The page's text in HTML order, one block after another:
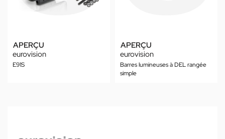
APERÇU
eurovision
E91S
APERÇU
eurovision
Barres lumineuses à DEL rangée
simple